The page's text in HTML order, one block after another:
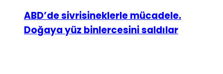
ABD’de sivrisineklerle mücadele.
Doğaya yüz binlercesini saldılar